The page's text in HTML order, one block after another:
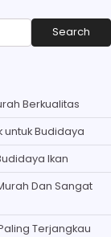
Search
Berkualitas
untuk Budidaya
Ikan
Dan Sangat
Terjangkau